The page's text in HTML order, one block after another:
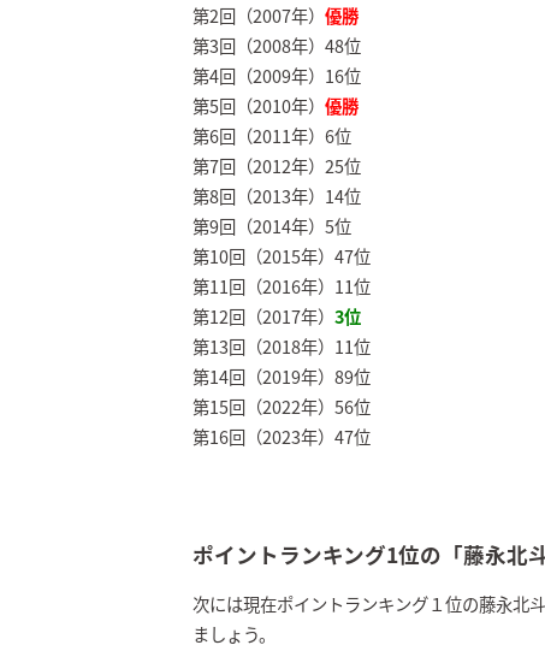
第2回（2007年） 優勝
第3回（2008年）48位
第4回（2009年）16位
第5回（2010年） 優勝
第6回（2011年）6位
第7回（2012年）25位
第8回（2013年）14位
第9回（2014年）5位
第10回（2015年）47位
第11回（2016年）11位
第12回（2017年） 3位
第13回（2018年）11位
第14回（2019年）89位
第15回（2022年）56位
第16回（2023年）47位
ポイントランキング1位の「藤永北
次には現在ポイントランキング１位の藤永北
ましょう。